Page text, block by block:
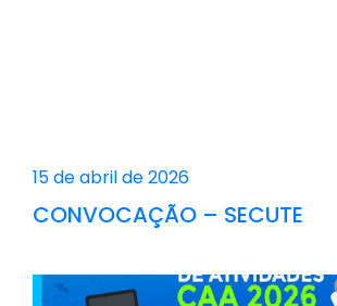
15 de abril de 2026
CONVOCAÇÃO – SECUTE